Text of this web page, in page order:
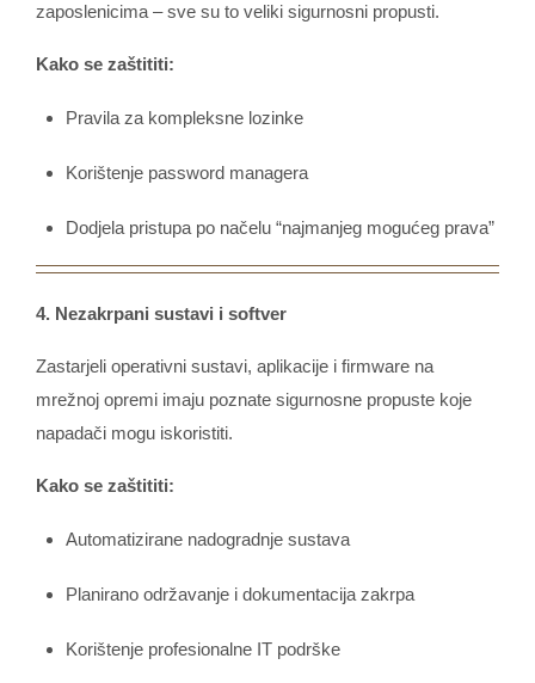
zaposlenicima – sve su to veliki sigurnosni propusti.
Kako se zaštititi:
Pravila za kompleksne lozinke
Korištenje password managera
Dodjela pristupa po načelu “najmanjeg mogućeg prava”
4. Nezakrpani sustavi i softver
Zastarjeli operativni sustavi, aplikacije i firmware na
mrežnoj opremi imaju poznate sigurnosne propuste koje
napadači mogu iskoristiti.
Kako se zaštititi:
Automatizirane nadogradnje sustava
Planirano održavanje i dokumentacija zakrpa
Korištenje profesionalne IT podrške